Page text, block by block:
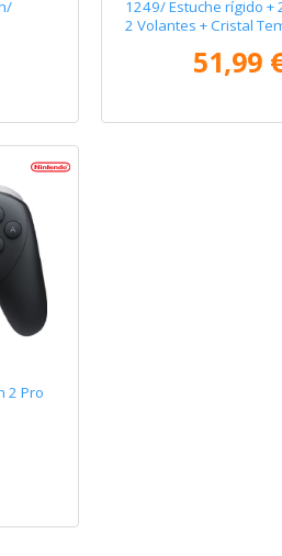
1249/ Estuche rígido +
2 Volantes + Cristal
51,99
2 Pro